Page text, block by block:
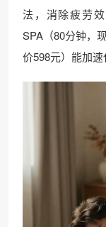
法，消除疲劳
SPA（80分钟，
价598元）能加速